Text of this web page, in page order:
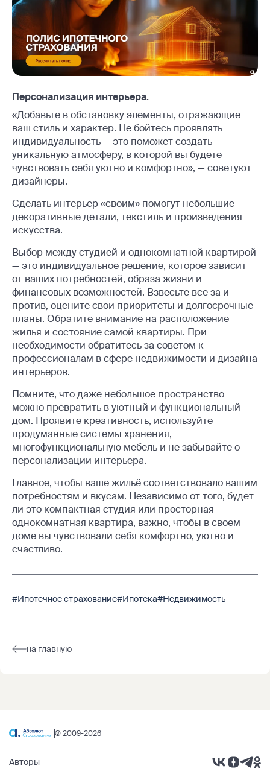
Персонализация интерьера.
«Добавьте в обстановку элементы, отражающие
ваш стиль и характер. Не бойтесь проявлять
индивидуальность — это поможет создать
уникальную атмосферу, в которой вы будете
чувствовать себя уютно и комфортно», — советуют
дизайнеры.
Сделать интерьер «своим» помогут небольшие
декоративные детали, текстиль и произведения
искусства.
Выбор между студией и однокомнатной квартирой
— это индивидуальное решение, которое зависит
от ваших потребностей, образа жизни и
финансовых возможностей. Взвесьте все за и
против, оцените свои приоритеты и долгосрочные
планы. Обратите внимание на расположение
жилья и состояние самой квартиры. При
необходимости обратитесь за советом к
профессионалам в сфере недвижимости и дизайна
интерьеров.
Помните, что даже небольшое пространство
можно превратить в уютный и функциональный
дом. Проявите креативность, используйте
продуманные системы хранения,
многофункциональную мебель и не забывайте о
персонализации интерьера.
Главное, чтобы ваше жильё соответствовало вашим
потребностям и вкусам. Независимо от того, будет
ли это компактная студия или просторная
однокомнатная квартира, важно, чтобы в своем
доме вы чувствовали себя комфортно, уютно и
счастливо.
#Ипотечное страхование#Ипотека#Недвижимость
на главную
© 2009-2026
Авторы